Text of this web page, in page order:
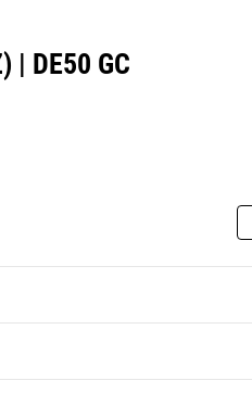
| DE50 GC